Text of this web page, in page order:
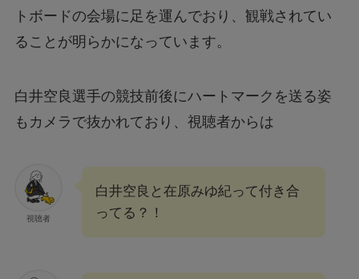
トボードの会場に足を運んでおり、観戦されてい
ることが明らかになっています。
白井空良選手の競技前後にハートマークを送る姿
もカメラで抜かれており、視聴者からは
視聴者
白井空良と在原みゆ紀って付き合
ってる？！